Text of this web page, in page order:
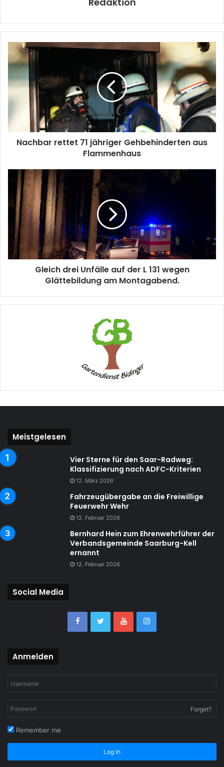
Nachbar rettet 71 jähriger Gehbehinderten aus
Flammenhaus
Gleich drei Unfälle auf der L 131 wegen
Glättebildung am Montagabend.
Meistgelesen
Vier Sterne für den Saar-Radweg:
Klassifizierung nach ADFC-Kriterien
12. März 2026
Fahrzeugübergabe an die Freiwillige
Feuerwehr Wehr
12. Februar 2026
Bernhard Hein zum Ehrenwehrführer der
Verbandsgemeinde Saarburg-Kell
ernannt
12. Februar 2026
Social Media
Anmelden
Forget?
Remember me
Log In